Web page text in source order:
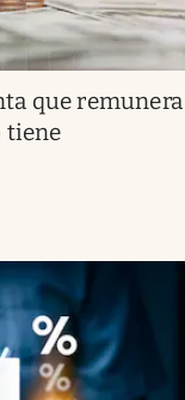
que remunera
tiene